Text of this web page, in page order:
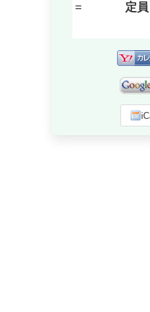
=
定